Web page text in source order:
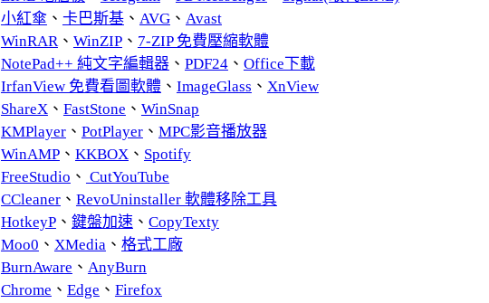
小紅傘 、 卡巴斯基、 AVG、 Avast
WinRAR、 WinZIP、 7-ZIP 免費壓縮軟體
NotePad++ 純文字編輯器、 PDF24、 Office下載
IrfanView 免費看圖軟體、 ImageGlass 、 XnView
ShareX、 FastStone 、 WinSnap
KMPlayer、 PotPlayer、 MPC影音播放器
WinAMP、 KKBOX、 Spotify
FreeStudio 、 CutYouTube
CCleaner、 RevoUninstaller 軟體移除工具
HotkeyP、 鍵盤加速、 CopyTexty
Moo0 、 XMedia、 格式工廠
BurnAware 、 AnyBurn
Chrome 、 Edge 、 Firefox